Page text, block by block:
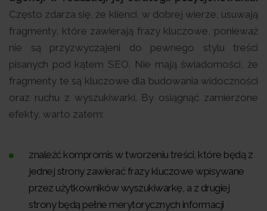
Często zdarza się, że klienci, w dobrej wierze, usuwają
fragmenty, które zawierają frazy kluczowe, ponieważ
nie są przyzwyczajeni do pewnego stylu treści
pisanych pod kątem SEO. Nie mają świadomości, że
fragmenty te są kluczowe dla budowania widoczności
oraz ruchu z wyszukiwarki. By osiągnąć zamierzone
efekty, warto zatem:
znaleźć kompromis w tworzeniu treści, które będą z
jednej strony zawierać frazy kluczowe wpisywane
przez użytkowników wyszukiwarkę, a z drugiej
strony będą pełne merytorycznych informacji